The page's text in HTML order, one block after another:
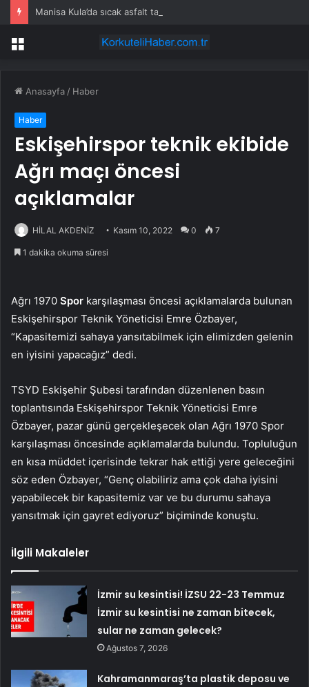
Manisa Kula’da sıcak asfalt tamamlandı
Menü
Anasayfa / Haber
Haber
Eskişehirspor teknik ekibide
Ağrı maçı öncesi
açıklamalar
HİLAL AKDENİZ Kasım 10, 2022 0 7
1 dakika okuma süresi
Ağrı 1970 Spor karşılaşması öncesi açıklamalarda bulunan
Eskişehirspor Teknik Yöneticisi Emre Özbayer,
“Kapasitemizi sahaya yansıtabilmek için elimizden gelenin
en iyisini yapacağız” dedi.
TSYD Eskişehir Şubesi tarafından düzenlenen basın
toplantısında Eskişehirspor Teknik Yöneticisi Emre
Özbayer, pazar günü gerçekleşecek olan Ağrı 1970 Spor
karşılaşması öncesinde açıklamalarda bulundu. Topluluğun
en kısa müddet içerisinde tekrar hak ettiği yere geleceğini
söz eden Özbayer, “Genç olabiliriz ama çok daha iyisini
yapabilecek bir kapasitemiz var ve bu durumu sahaya
yansıtmak için gayret ediyoruz” biçiminde konuştu.
İlgili Makaleler
İzmir su kesintisi! İZSU 22-23 Temmuz
İzmir su kesintisi ne zaman bitecek,
sular ne zaman gelecek?
Ağustos 7, 2026
Kahramanmaraş’ta plastik deposu ve